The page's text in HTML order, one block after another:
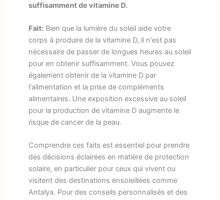
suffisamment de vitamine D.
Fait:Bien que la lumière du soleil aide votre
corps à produire de la vitamine D, il n'est pas
nécessaire de passer de longues heures au soleil
pour en obtenir suffisamment. Vous pouvez
également obtenir de la vitamine D par
l'alimentation et la prise de compléments
alimentaires. Une exposition excessive au soleil
pour la production de vitamine D augmente le
risque de cancer de la peau.
Comprendre ces faits est essentiel pour prendre
des décisions éclairées en matière de protection
solaire, en particulier pour ceux qui vivent ou
visitent des destinations ensoleillées comme
Antalya. Pour des conseils personnalisés et des